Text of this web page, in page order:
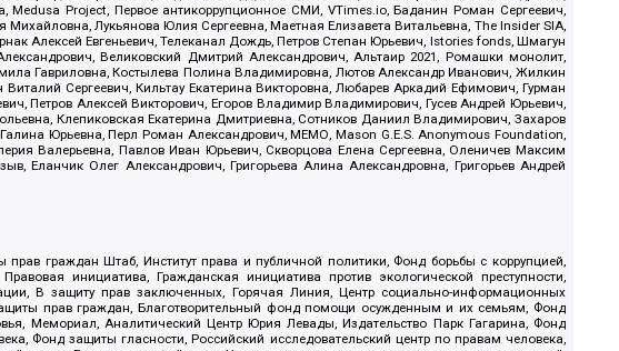
Project, Первое антикоррупционное СМИ, VTimes.io, Баданин Роман Сергеевич,
Лукьянова Юлия Сергеевна, Маетная Елизавета Витальевна, The Insider SIA,
Алексей Евгеньевич, Телеканал Дождь, Петров Степан Юрьевич, Istories fonds, Шмагун
Великовский Дмитрий Александрович, Альтаир 2021, Ромашки монолит,
Гавриловна, Костылева Полина Владимировна, Лютов Александр Иванович, Жилкин
Сергеевич, Кильтау Екатерина Викторовна, Любарев Аркадий Ефимович, Гурман
Петров Алексей Викторович, Егоров Владимир Владимирович, Гусев Андрей Юрьевич,
Клепиковская Екатерина Дмитриевна, Сотников Даниил Владимирович, Захаров
Юрьевна, Перл Роман Александрович, МЕМО, Mason G.E.S. Anonymous Foundation,
Валерьевна, Павлов Иван Юрьевич, Скворцова Елена Сергеевна, Оленичев Максим
Еланчик Олег Александрович, Григорьева Алина Александровна, Григорьев Андрей
граждан Штаб, Институт права и публичной политики, Фонд борьбы с коррупцией,
инициатива, Гражданская инициатива против экологической преступности,
В защиту прав заключенных, Горячая Линия, Центр социально-информационных
прав граждан, Благотворительный фонд помощи осужденным и их семьям, Фонд
Мемориал, Аналитический Центр Юрия Левады, Издательство Парк Гагарина, Фонд
Фонд защиты гласности, Российский исследовательский центр по правам человека,